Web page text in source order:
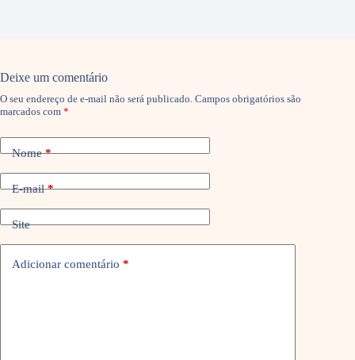
Deixe um comentário
O seu endereço de e-mail não será publicado. Campos obrigatórios são
marcados com *
Nome*
E-mail*
Site
Adicionar comentário *